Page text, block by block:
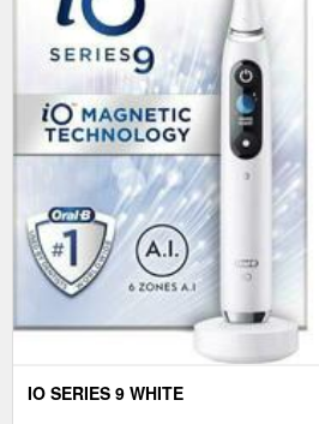
IO SERIES 9 WHITE